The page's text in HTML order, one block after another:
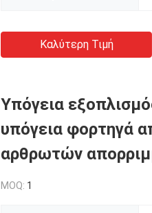
Καλύτερη Τιμή
Υπόγεια
υπόγεια φορτηγά
αρθρωτών
MOQ: 1